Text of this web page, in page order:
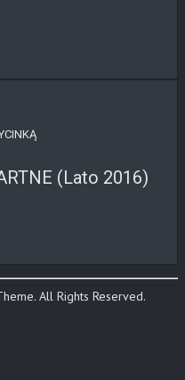
(Lato 2016)
All Rights Reserved.